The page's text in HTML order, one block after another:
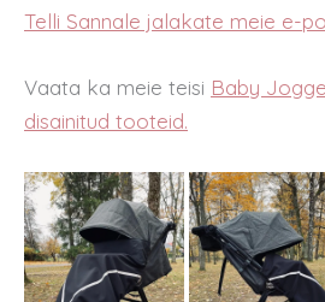
Telli Sannale jalakate meie e-
Vaata ka meie teisi Baby
disainitud tooteid.